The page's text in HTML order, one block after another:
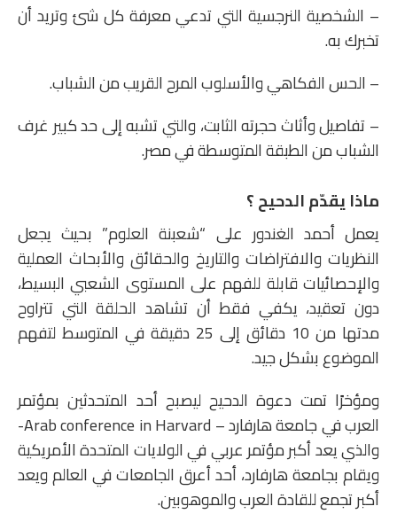
– الشخصية النرجسية التي تدعي معرفة كل شئ وتريد أن
تخبرك به.
– الحس الفكاهي والأسلوب المرح القريب من الشباب.
– تفاصيل وأثاث حجرته الثابت، والتي تشبه إلى حد كبير غرف
الشباب من الطبقة المتوسطة في مصر.
ماذا يقدّم الدحيح ؟
يعمل أحمد الغندور على “شعبنة العلوم” بحيث يجعل
النظريات والافتراضات والتاريخ والحقائق والأبحاث العملية
والإحصائيات قابلة للفهم على المستوى الشعبي البسيط،
دون تعقيد، يكفي فقط أن تشاهد الحلقة التي تتراوح
مدتها من 10 دقائق إلى 25 دقيقة في المتوسط لتفهم
الموضوع بشكل جيد.
ومؤخرًا تمت دعوة الدحيح ليصبح أحد المتحدثين بمؤتمر
العرب في جامعة هارفارد – Arab conference in Harvard-
والذي يعد أكبر مؤتمر عربي في الولايات المتحدة الأمريكية
ويقام بجامعة هارفارد، أحد أعرق الجامعات في العالم ويعد
أكبر تجمع للقادة العرب والموهوبين.